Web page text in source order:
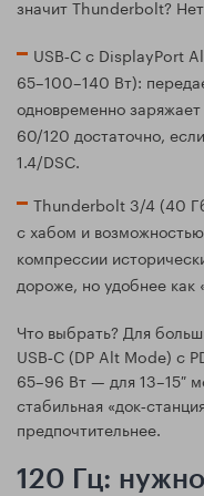
значит Thunderbolt?
USB‑C с DisplayPort
65–100–140 Вт):
одновременно
60/120 достаточно,
1.4/DSC.
Thunderbolt 3/4 (40
с хабом и
компрессии
дороже, но удобнее как
Что выбрать? Для
USB‑C (DP Alt Mode) с
65–96 Вт — для 13–15″
стабильная
предпочтительнее.
120 Гц: